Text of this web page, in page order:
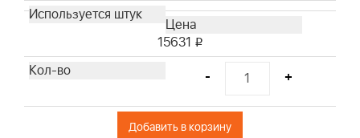
15631 i
- +
Добавить в корзину